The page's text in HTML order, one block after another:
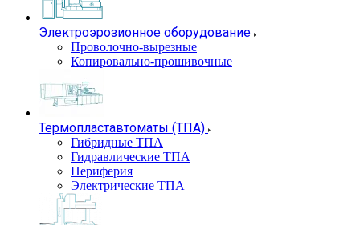
Электроэрозионное оборудование
Проволочно-вырезные
Копировально-прошивочные
Термопластавтоматы (ТПА)
Гибридные ТПА
Гидравлические ТПА
Периферия
Электрические ТПА